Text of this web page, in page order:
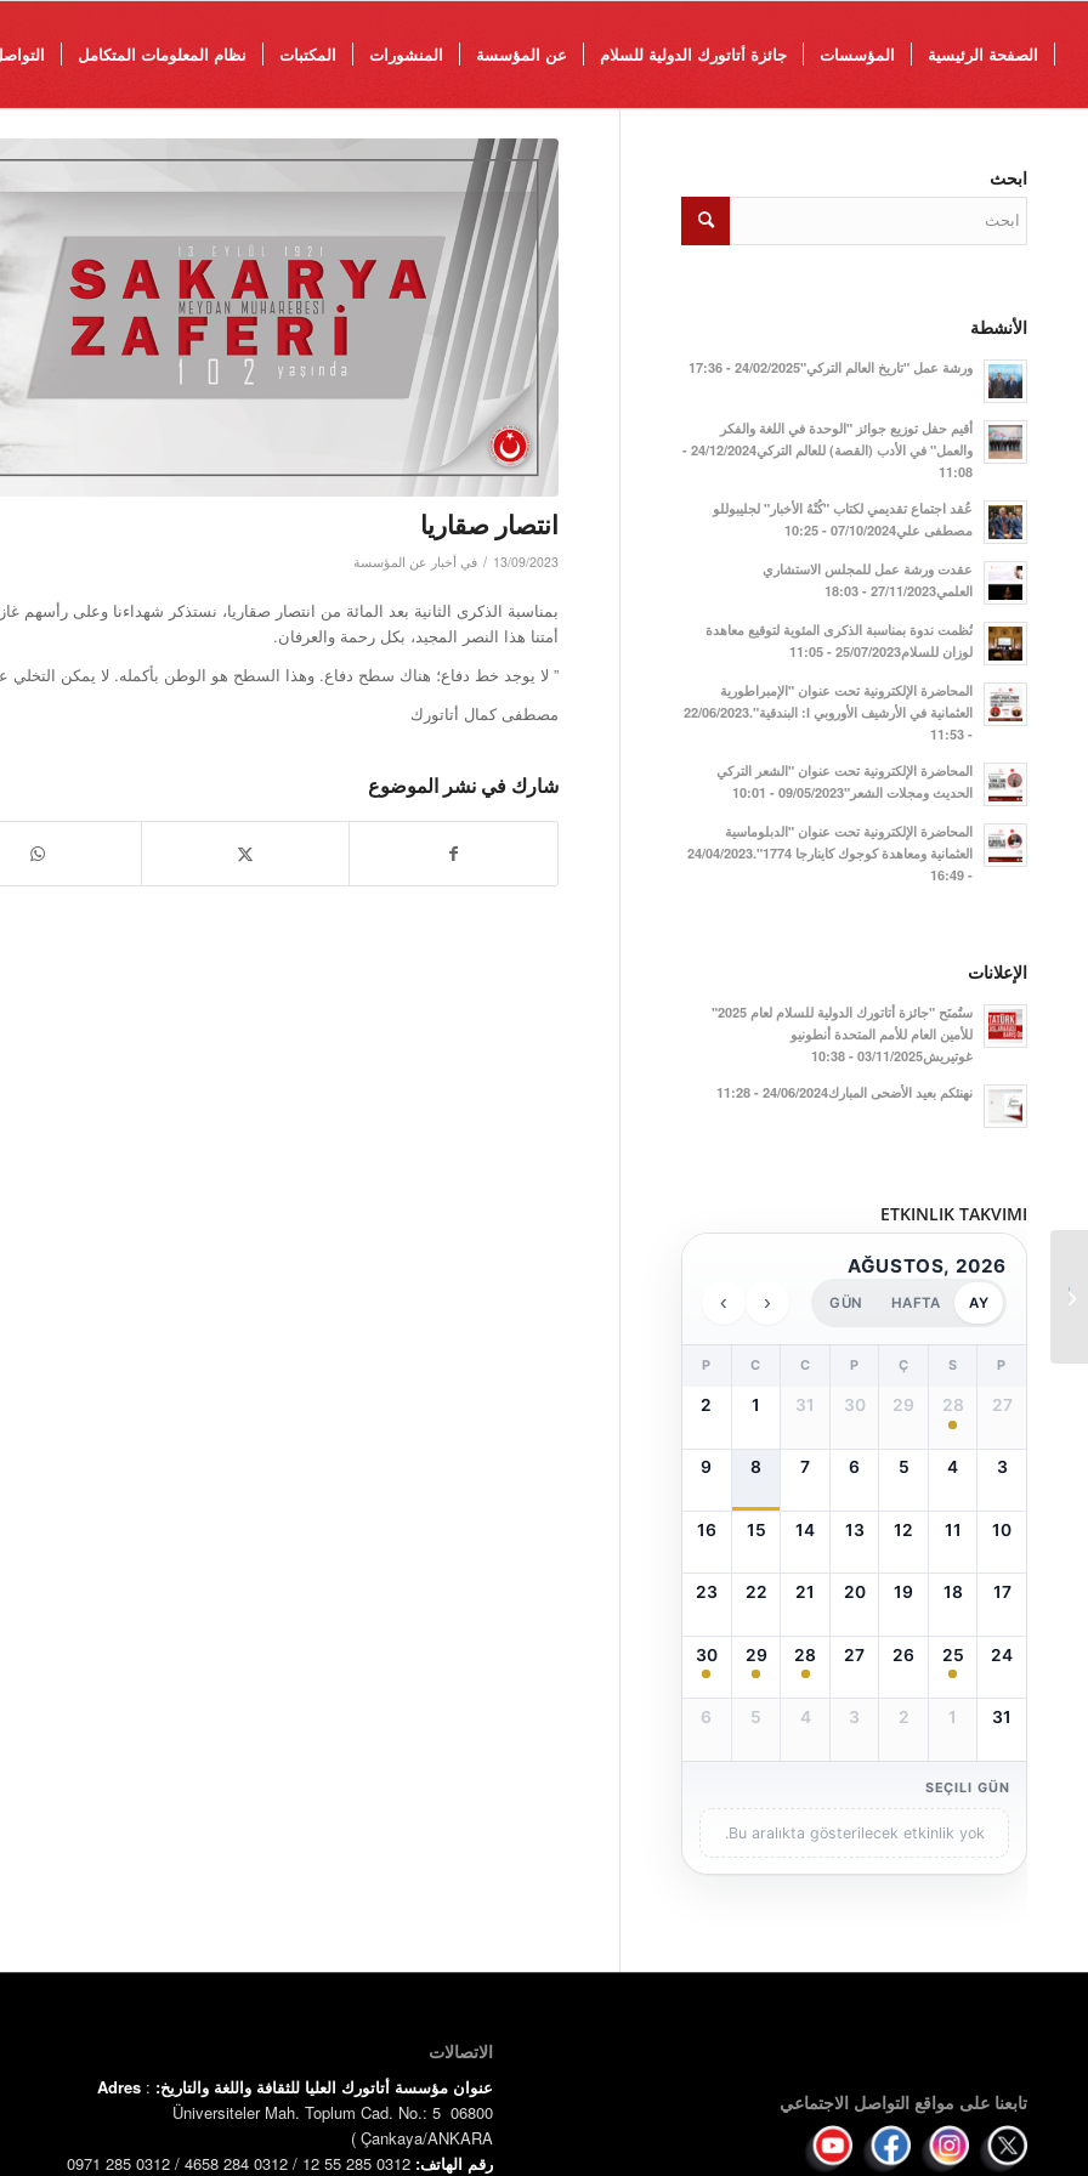
الصفحة الرئيسية المؤسسات جائزة أتاتورك الدولية للسلام عن المؤسسة المنشورات المكتبات نظام المعلومات المتكامل
انتصار صقاريا
13/09/2023
/ في أخبار عن المؤسسة
بمناسبة الذكرى الثانية بعد المائة من انتصار صقاريا، نستذكر شهداءنا وعلى
أمتنا هذا النصر المجيد، بكل رحمة والعرفان.
” لا يوجد خط دفاع؛ هناك سطح دفاع. وهذا السطح هو الوطن بأكمله. لا يمكن
مصطفى كمال أتاتورك
شارك في نشر الموضوع
ابحث
الأنشطة
ورشة عمل "تاريخ العالم التركي"24/02/2025 - 17:36
أقيم حفل توزيع جوائز "الوحدة في اللغة والفكر
والعمل" في الأدب (القصة) للعالم التركي24/12/2024 -
11:08
عُقد اجتماع تقديمي لكتاب "كُنْهُ الأخبار" لجليبوللو
مصطفى علي07/10/2024 - 10:25
عقدت ورشة عمل للمجلس الاستشاري
العلمي27/11/2023 - 18:03
نُظمت ندوة بمناسبة الذكرى المئوية لتوقيع معاهدة
لوزان للسلام25/07/2023 - 11:05
المحاضرة الإلكترونية تحت عنوان "الإمبراطورية
العثمانية في الأرشيف الأوروبي I: البندقية".22/06/2023
- 11:53
المحاضرة الإلكترونية تحت عنوان "الشعر التركي
الحديث ومجلات الشعر"09/05/2023 - 10:01
المحاضرة الإلكترونية تحت عنوان "الدبلوماسية
العثمانية ومعاهدة كوجوك كاينارجا 1774".24/04/2023
- 16:49
الإعلانات
ستُمنَح "جائزة أتاتورك الدولية للسلام لعام 2025"
للأمين العام للأمم المتحدة أنطونيو
غوتيريش03/11/2025 - 10:38
نهنئكم بعيد الأضحى المبارك24/06/2024 - 11:28
ETKINLIK TAKVIMI
AĞUSTOS, 2026
AY
HAFTA
GÜN
‹
›
P
S
Ç
P
C
C
P
27
28
29
30
31
1
2
3
4
5
6
7
8
9
10
11
12
13
14
15
16
17
18
19
20
21
22
23
24
25
26
27
28
29
30
31
1
2
3
4
5
6
SEÇILI GÜN
Bu aralıkta gösterilecek etkinlik yok.
تابعنا على مواقع التواصل الاجتماعي
الاتصالات
عنوان مؤسسة أتاتورك العليا للثقافة واللغة والتاريخ:
Adres :
Üniversiteler Mah. Toplum Cad. No.: 5 06800
Çankaya/ANKARA
)
رقم الهاتف:
الذكرى السنوية لانتصار
معركة ميريوكيفالون...